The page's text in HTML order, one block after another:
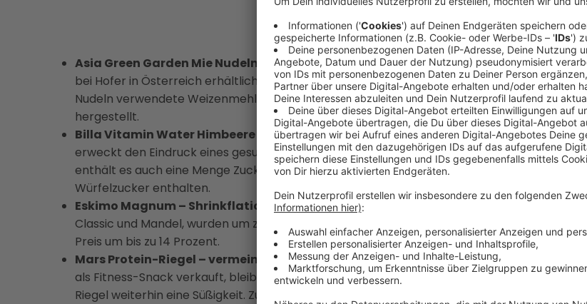
Asia Green Garden Mie Nudeln – Weite Herkunft:Die Asia Green Garden Mie Nudeln sind
bei Hofer in Österreich erhältlich. Eine der Zutaten ist überraschend weit gereist: Das für die
Nudeln verwendete Weizenmehl stammt aus Australien. Die Nudeln selbst werden in China
hergestellt.
Billa Vitamin Water Himbeere – Hoher Zuckergehalt:Das Billa Vitamin Water Himbeere
erweckt den Eindruck eines gesunden Getränks. Doch neben den zugesetzten Vitaminen
enthält es auch eine Menge Zucker: In einer 0,5 Liter-Flasche sind rund sieben Stück
Würfelzucker enthalten.
Eskimo Magnum – Shrinkflation: Diverse Sorten von Eskimo Magnum, beispielsweise
Classic und Mandel, wurden um zehn Milliliter pro Stück verkleinert. Gleichzeitig stieg der
Preis um bis zu 14 Prozent.
Mars Protein-Riegel – vermeintliche Fitness mit Aufpreis: Der Mars Protein-Riegel wird
als Fitness-Snack verkauft, bleibt aber mit 18 Gramm Zucker und rund 190 Kilokalorien pro
Riegel weiterhin eine Süßigkeit. Zudem kommt er rund 80 Prozent teurer als das Original.